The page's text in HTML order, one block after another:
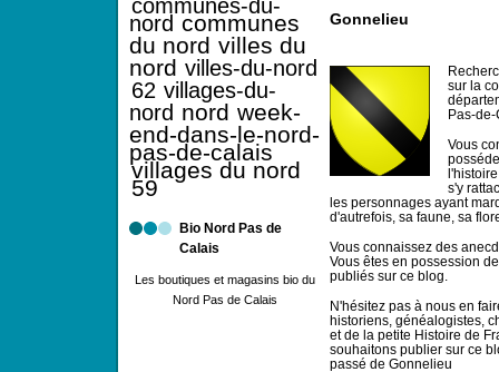
communes-du-
nord communes
du nord villes du
nord villes-du-nord
62 villages-du-
nord nord week-
end-dans-le-nord-
pas-de-calais
villages du nord
59
Bio Nord Pas de
Calais
Les boutiques et magasins bio du
Nord Pas de Calais
Gonnelieu
sur la
Pas-
Vous
s'y
les personnages ayant
d'autrefois, sa faune, sa
Vous connaissez des
Vous êtes en possession
publiés sur ce blog.
N'hésitez pas à nous en
historiens, généalogistes,
et de la petite Histoire de
souhaitons publier sur ce
passé de Gonnelieu